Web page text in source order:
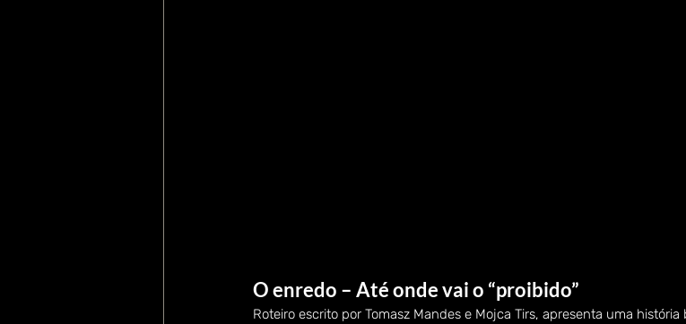
O enredo – Até onde vai o “proibido”
Roteiro escrito por Tomasz Mandes e Mojca Tirs, apresenta uma